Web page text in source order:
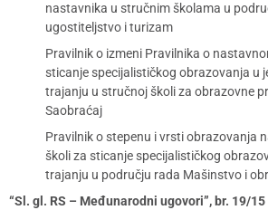
nastavnika u stručnim školama u
ugostiteljstvo i turizam
Pravilnik o izmeni Pravilnika o
sticanje specijalističkog obrazovanja u
trajanju u stručnoj školi za obrazovne
Saobraćaj
Pravilnik o stepenu i vrsti obrazovanja
školi za sticanje specijalističkog
trajanju u području rada Mašinstvo i
“Sl. gl. RS – Međunarodni ugovori”, br. 19/